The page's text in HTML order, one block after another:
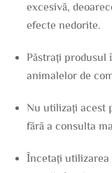
excesivă,
efecte nedorite.
Păstrați produsul
animalelor de
Nu utilizați acest
fără a consulta
Încetați utilizarea